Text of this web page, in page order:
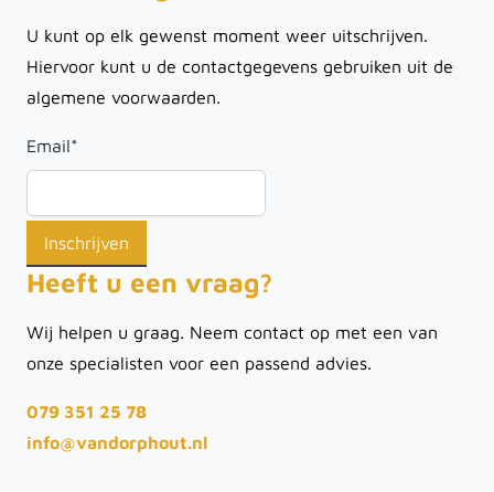
U kunt op elk gewenst moment weer uitschrijven.
Hiervoor kunt u de contactgegevens gebruiken uit de
algemene voorwaarden.
Email*
Heeft u een vraag?
Wij helpen u graag. Neem contact op met een van
onze specialisten voor een passend advies.
079 351 25 78
info@vandorphout.nl